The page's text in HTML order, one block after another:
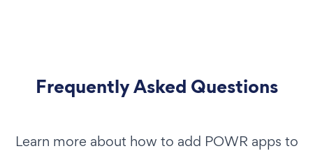
Frequently Asked Questions
Learn more about how to add POWR apps to